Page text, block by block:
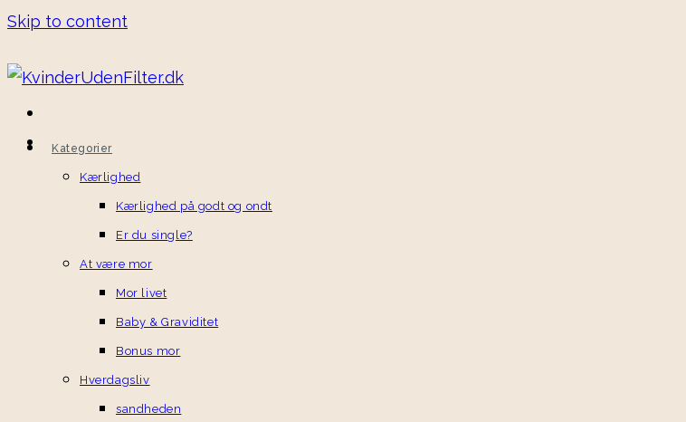
Skip to content
Kategorier
Kærlighed
Kærlighed på godt og ondt
Er du single?
At være mor
Mor livet
Baby & Graviditet
Bonus mor
Hverdagsliv
sandheden